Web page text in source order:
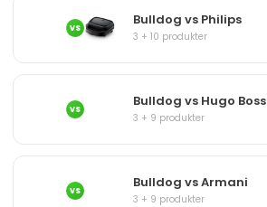
VS Bulldog vs Philips
3 + 10 produkter
VS Bulldog vs Hugo Boss
3 + 9 produkter
VS Bulldog vs Armani
3 + 9 produkter